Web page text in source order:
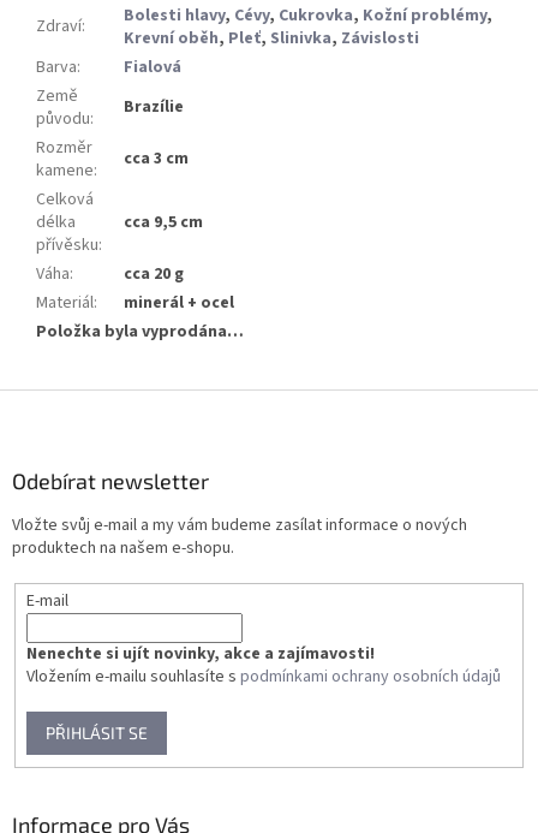
Zdraví: Bolesti hlavy, Cévy, Cukrovka, Kožní problémy,
Krevní oběh, Pleť, Slinivka, Závislosti
Barva:
Fialová
Země
původu:
Brazílie
Rozměr
kamene:
cca 3 cm
Celková
délka
přívěsku:
cca 9,5 cm
Váha:
cca 20 g
Materiál:
minerál + ocel
Položka byla vyprodána…
Odebírat newsletter
Vložte svůj e-mail a my vám budeme zasílat informace o nových
produktech na našem e-shopu.
E-mail
Nenechte si ujít novinky, akce a zajímavosti!
Vložením e-mailu souhlasíte s podmínkami ochrany osobních údajů
PŘIHLÁSIT SE
Informace pro Vás